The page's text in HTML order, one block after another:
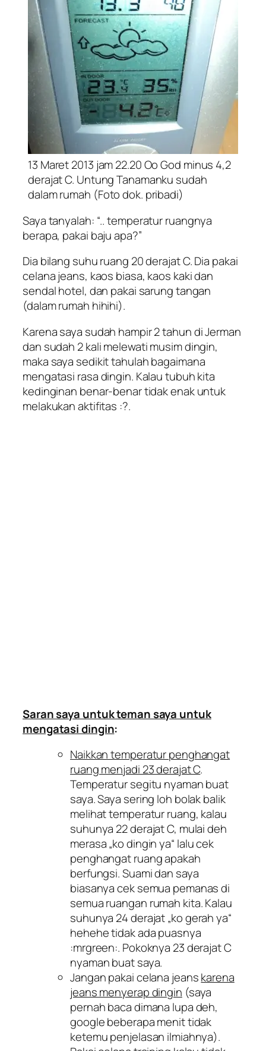
13 Maret 2013 jam 22.20 Oo God minus 4,2
derajat C. Untung Tanamanku sudah
dalam rumah (Foto dok. pribadi)
Saya tanyalah: “..temperatur ruangnya
berapa, pakai baju apa?”
Dia bilang suhu ruang 20 derajat C. Dia pakai
celana jeans, kaos biasa, kaos kaki dan
sendal hotel, dan pakai sarung tangan
(dalam rumah hihihi).
Karena saya sudah hampir 2 tahun di Jerman
dan sudah 2 kali melewati musim dingin,
maka saya sedikit tahulah bagaimana
mengatasi rasa dingin. Kalau tubuh kita
kedinginan benar-benar tidak enak untuk
melakukan aktifitas :?.
Saran saya untuk teman saya untuk
mengatasi dingin:
Naikkan temperatur penghangat
ruang menjadi 23 derajat C.
Temperatur segitu nyaman buat
saya. Saya sering loh bolak balik
melihat temperatur ruang, kalau
suhunya 22 derajat C, mulai deh
merasa „ko dingin ya“ lalu cek
penghangat ruang apakah
berfungsi. Suami dan saya
biasanya cek semua pemanas di
semua ruangan rumah kita. Kalau
suhunya 24 derajat „ko gerah ya“
hehehe tidak ada puasnya
:mrgreen:. Pokoknya 23 derajat C
nyaman buat saya.
Jangan pakai celana jeanskarena
jeans menyerap dingin (saya
pernah baca dimana lupa deh,
google beberapa menit tidak
ketemu penjelasan ilmiahnya).